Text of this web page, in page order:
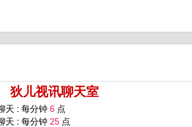
狄儿视讯聊天室
天 : 每分钟 6 点
天 : 每分钟 25 点